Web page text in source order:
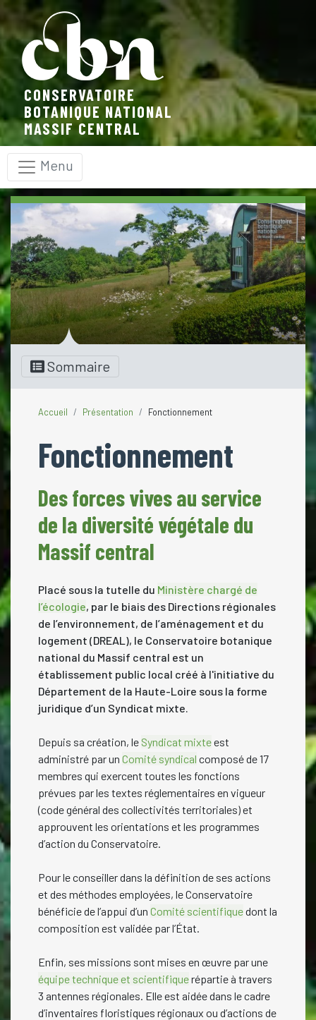
CONSERVATOIRE
BOTANIQUE NATIONAL
MASSIF CENTRAL
Menu
Accueil Présentation Fonctionnement
Fonctionnement
Des forces vives au service
de la diversité végétale du
Massif central
Placé sous la tutelle du Ministère chargé de
l’écologie, par le biais des Directions régionales
de l’environnement, de l’aménagement et du
logement (DREAL), le Conservatoire botanique
national du Massif central est un
établissement public local créé à l'initiative du
Département de la Haute-Loire sous la forme
juridique d’un Syndicat mixte.
Depuis sa création, le Syndicat mixteest
administré par un Comité syndical composé de 17
membres qui exercent toutes les fonctions
prévues par les textes réglementaires en vigueur
(code général des collectivités territoriales) et
approuvent les orientations et les programmes
d’action du Conservatoire.
Pour le conseiller dans la définition de ses actions
et des méthodes employées, le Conservatoire
bénéficie de l’appui d’un Comité scientifiquedont la
composition est validée par l’État.
Enfin, ses missions sont mises en œuvre par une
équipe technique et scientifiquerépartie à travers
3 antennes régionales. Elle est aidée dans le cadre
d’inventaires floristiques régionaux ou d’actions de
Sommaire
Panneau de gestion des cookies